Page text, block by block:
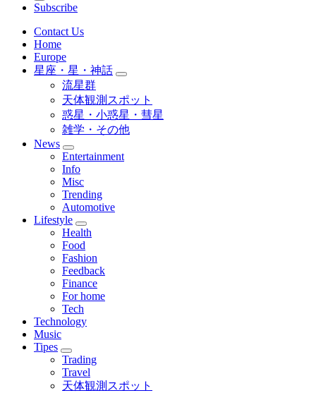
Subscribe
Contact Us
Home
Europe
星座・星・神話
流星群
天体観測スポット
惑星・小惑星・彗星
雑学・その他
News
Entertainment
Info
Misc
Trending
Automotive
Lifestyle
Health
Food
Fashion
Feedback
Finance
For home
Tech
Technology
Music
Tipes
Trading
Travel
天体観測スポット